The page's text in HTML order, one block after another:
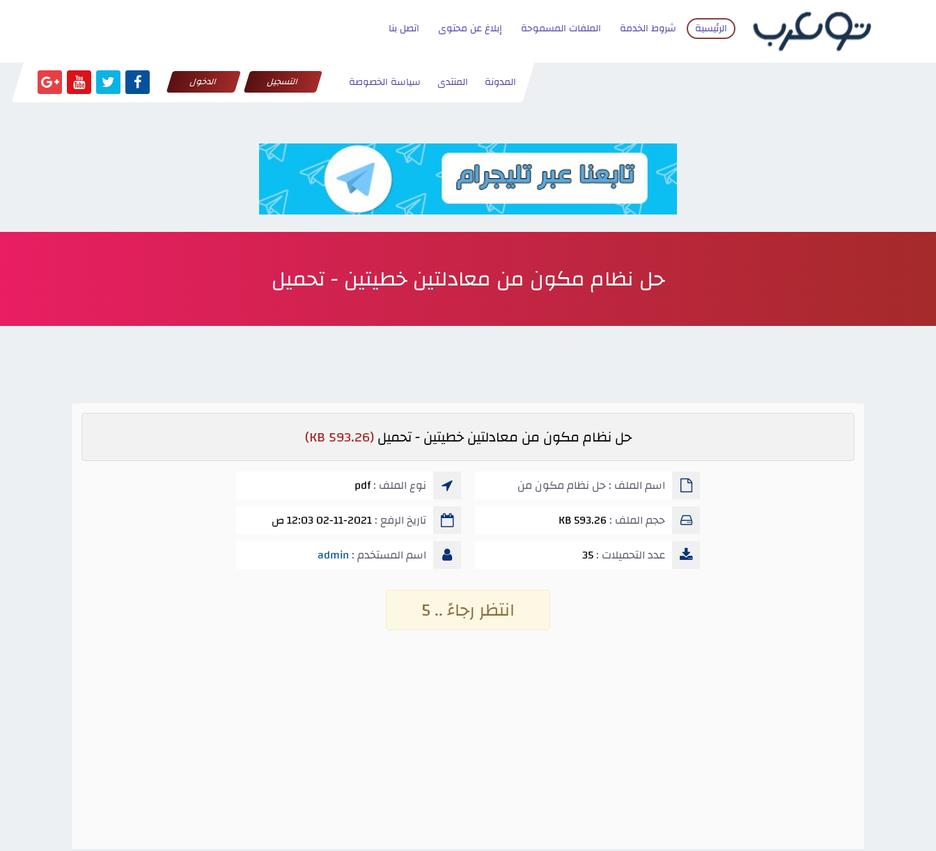
الرئيسية شروط الخدمة الملفات المسموحة إبلاغ عن محتوى اتصل بنا
المدونة المنتدى سياسة الخصوصة التسجيل الدخول
حل نظام مكون من معادلتين خطيتين - تحميل
حل نظام مكون من معادلتين خطيتين - تحميل(593.26 KB)
اسم الملف : حل نظام مكون من
معادلتين خطيتين
نوع الملف :pdf
حجم الملف : 593.26 KB تاريخ الرفع :02-11-2021 12:03 ص
عدد التحميلات :35 اسم المستخدم : admin
انتظر رجاءً .. 5